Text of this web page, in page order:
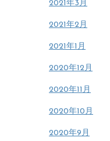
2021年3月
2021年2月
2021年1月
2020年12月
2020年11月
2020年10月
2020年9月